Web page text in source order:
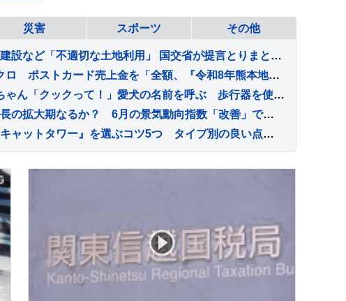
災害 スポーツ その他
廃棄物放置・ヤード建設など「不適切な土地利用」 国交省が提言とりまとめ 法改正も視野
【 熊本地震 】コブクロ ポストカード売上金を「全額、『令和8年熊本地震災害義援金』として寄付」することを発表 ライブ会場にて販売
【 杉浦太陽 】夢空ちゃん「クックって！」愛犬の名前を呼ぶ 歩行器を使ってすいすい「完璧な乗りこなし笑」めざましい成長
景気の「山」戦後最長の拡大期なるか？ 6月の景気動向指数「改善」で据え置き
愛猫にぴったりな『キャットタワー』を選ぶコツ5つ タイプ別の良い点・悪い点や失敗しないためのポイント